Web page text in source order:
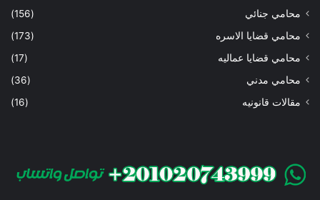
محامي جنائي
(156)
محامي قضايا الاسره
(173)
محامي قضايا عماليه
(17)
محامي مدني
(36)
مقالات قانونيه
(16)